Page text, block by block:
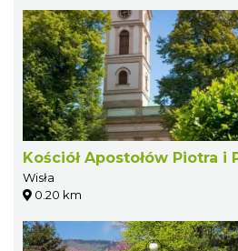
Kościół Apostołów Piotra i
Wisła
0.20 km